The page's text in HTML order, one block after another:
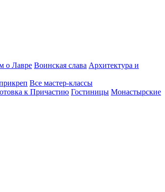
о Лавре Воинская слава Архитектура и
Все мастер-классы
к Причастию Гостиницы Монастырские